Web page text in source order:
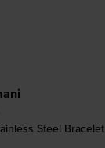
Steel Bracelet